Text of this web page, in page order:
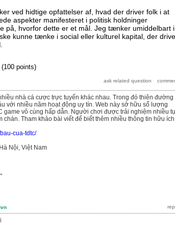
ved hidtige opfattelser af, hvad der driver folk i at
aspekter manifesteret i politisk holdninger
på, hvorfor dette er et mål. Jeg tænker umiddelbart i
kunne tænke i social eller kulturel kapital, der
(100 points)
nhà cá cược trực tuyến khác nhau. Trong đó thiên đường
với nhiều năm hoạt động uy tín. Web này sở hữu số lượng
game vô cùng hấp dẫn. Người chơi được trải nghiệm nhiều
chán. Tham khảo bài viết để biết thêm nhiều thông tin hữu
cua-tdtc/
Nội, Việt Nam